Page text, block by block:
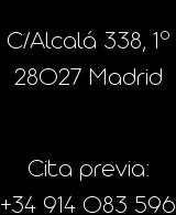
C/Alcalá 338, 1º
28027 Madrid
Cita previa:
+34 914 083 596